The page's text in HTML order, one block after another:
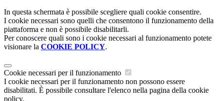
In questa schermata è possibile scegliere quali cookie consentire.
I cookie necessari sono quelli che consentono il funzionamento della
piattaforma e non è possibile disabilitarli.
Per conoscere quali sono i cookie necessari al funzionamento potete
visionare la COOKIE POLICY.
Cookie necessari per il funzionamento
I cookie necessari per il funzionamento non possono essere
disabilitati. È possibile consultare l'elenco nella pagina della cookie
policy.